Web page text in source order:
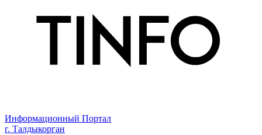
Информационный Портал
г. Талдыкорган